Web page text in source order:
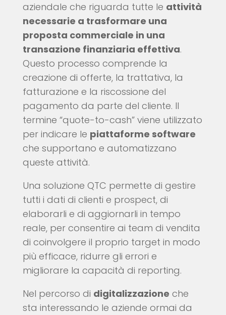
aziendale che riguarda tutte le attività
necessarie a trasformare una
proposta commerciale in una
transazione finanziaria effettiva.
Questo processo comprende la
creazione di offerte, la trattativa, la
fatturazione e la riscossione del
pagamento da parte del cliente. Il
termine “quote-to-cash” viene utilizzato
per indicare le piattaforme software
che supportano e automatizzano
queste attività.
Una soluzione QTC permette di gestire
tutti i dati di clienti e prospect, di
elaborarli e di aggiornarli in tempo
reale, per consentire ai team di vendita
di coinvolgere il proprio target in modo
più efficace, ridurre gli errori e
migliorare la capacità di reporting.
Nel percorso di digitalizzazione che
sta interessando le aziende ormai da